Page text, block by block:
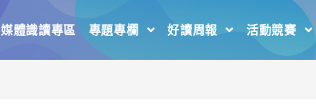
媒體識讀專區 專題專欄 好讀周報 活動競賽